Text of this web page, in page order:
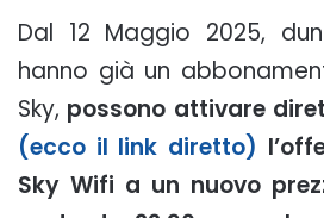
Dal 12 Maggio 2025,
hanno già un
Sky, possono attivare
(ecco il link diretto)
Sky Wifi a un nuovo